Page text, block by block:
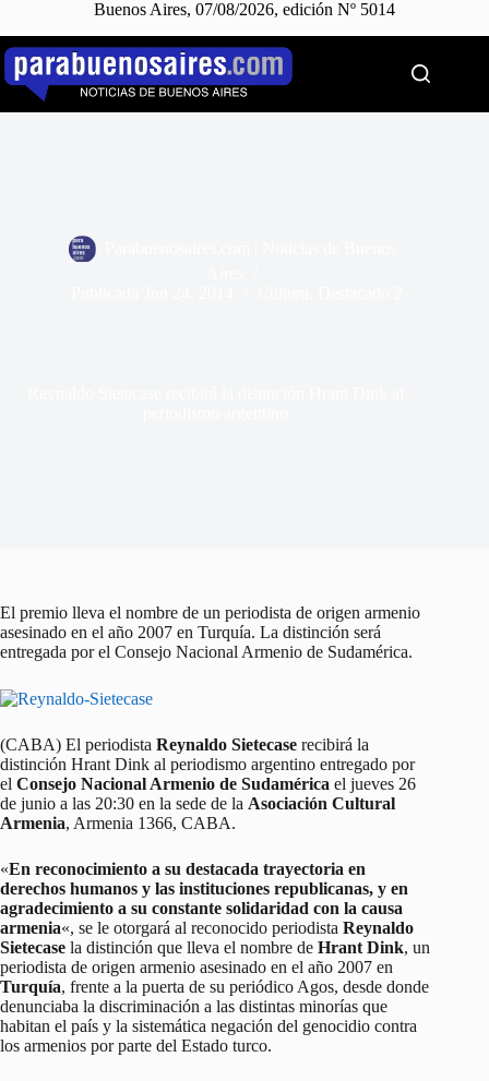
Buenos Aires, 07/08/2026, edición Nº 5014
Saltar
contenido
El premio lleva el nombre de un periodista de origen armenio
asesinado en el año 2007 en Turquía. La distinción será
entregada por el Consejo Nacional Armenio de Sudamérica.
(CABA) El periodista Reynaldo Sietecase recibirá la
distinción Hrant Dink al periodismo argentino entregado por
el Consejo Nacional Armenio de Sudamérica el jueves 26
de junio a las 20:30 en la sede de la Asociación Cultural
Armenia, Armenia 1366, CABA.
«En reconocimiento a su destacada trayectoria en
derechos humanos y las instituciones republicanas, y en
agradecimiento a su constante solidaridad con la causa
armenia«, se le otorgará al reconocido periodista Reynaldo
Sietecase la distinción que lleva el nombre de Hrant Dink, un
periodista de origen armenio asesinado en el año 2007 en
Turquía, frente a la puerta de su periódico Agos, desde donde
denunciaba la discriminación a las distintas minorías que
habitan el país y la sistemática negación del genocidio contra
los armenios por parte del Estado turco.